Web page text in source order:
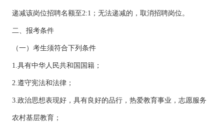
递减该岗位招聘名额至2:1；无法递减的，取消招聘岗位。
二、报考条件
（一）考生须符合下列条件
1.具有中华人民共和国国籍；
2.遵守宪法和法律；
3.政治思想表现好，具有良好的品行，热爱教育事业，志愿服务
农村基层教育；